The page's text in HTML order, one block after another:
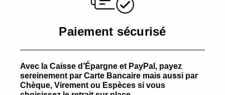
Paiement sécurisé
Avec la Caisse d’Épargne et PayPal, payez
sereinement par Carte Bancaire mais aussi par
Chèque, Virement ou Espèces si vous